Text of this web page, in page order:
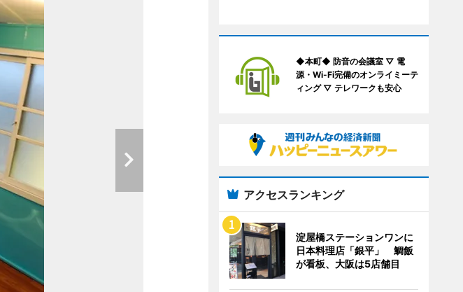
◆本町◆ 防音の会議室 ▽ 電
源・Wi-Fi完備のオンライミーテ
ィング ▽ テレワークも安心
アクセスランキング
淀屋橋ステーションワンに
日本料理店「銀平」 鯛飯
が看板、大阪は5店舗目